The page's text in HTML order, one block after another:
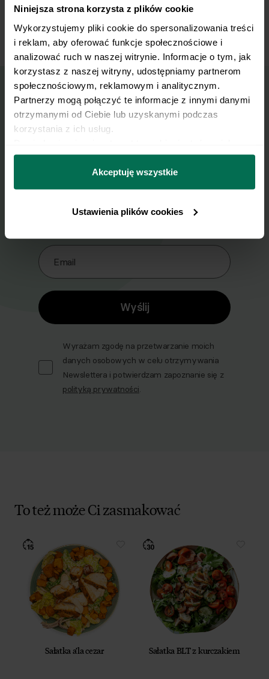
Niniejsza strona korzysta z plików cookie
Wykorzystujemy pliki cookie do spersonalizowania treści
i reklam, aby oferować funkcje społecznościowe i
analizować ruch w naszej witrynie. Informacje o tym, jak
korzystasz z naszej witryny, udostępniamy partnerom
społecznościowym, reklamowym i analitycznym.
Partnerzy mogą połączyć te informacje z innymi danymi
otrzymanymi od Ciebie lub uzyskanymi podczas
korzystania z ich usług.
można się z nami skontaktować i w jaki sposób
przetwarzamy dane osobowe w ramach
prywatności.
Akceptuję wszystkie
Ustawienia plików cookies
dobrze rozgrzanej patelni do zrumienienia, lub
Wyślij przepis na e-mail
skrzynkę e-mail.
Email
Wyślij
Wyrażam zgodę na przetwarzanie moich
danych osobowych w celu otrzymywania
Newslettera i potwierdzam zapoznanie się z
polityką prywatności.
To też może Ci zasmakować
Sałatka a’la cezar Sałatka BLT z kurczakiem